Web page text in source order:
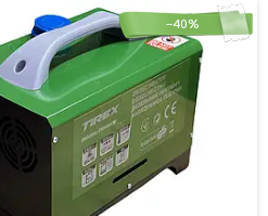
–40%